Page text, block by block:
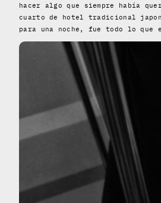
hacer algo que siempre había
cuarto de hotel tradicional
para una noche, fue todo lo que